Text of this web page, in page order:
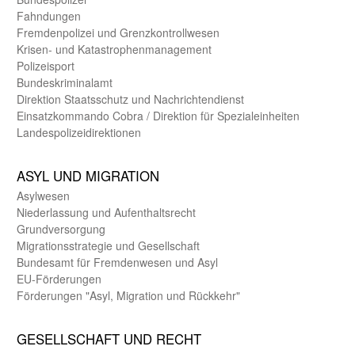
Fahndungen
Fremdenpolizei und Grenzkontrollwesen
Krisen- und Katastrophen­management
Polizeisport
Bundes­kriminal­amt
Direktion Staats­schutz und Nach­richten­dienst
Einsatz­kommando Cobra / Direktion für Spezialeinheiten
Landes­polizei­direk­tionen
ASYL UND MIGRA­TION
Asyl­wesen
Nieder­lassung und Aufent­halts­recht
Grund­versorgung
Migrations­strategie und Gesell­schaft
Bundes­amt für Fremden­wesen und Asyl
EU-Förde­rungen
Förderungen "Asyl, Migration und Rückkehr"
GE­SELL­SCHAFT UND RECHT